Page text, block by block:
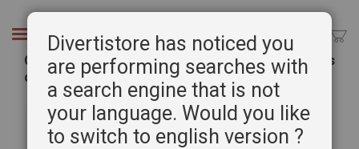
Chercher
Complots et dossiers Secrets n°12 - Les preuves
du complot du 11 septembre 2001
Divertistore has noticed you
are performing searches with
a search engine that is not
your language. Would you like
to switch to english version ?